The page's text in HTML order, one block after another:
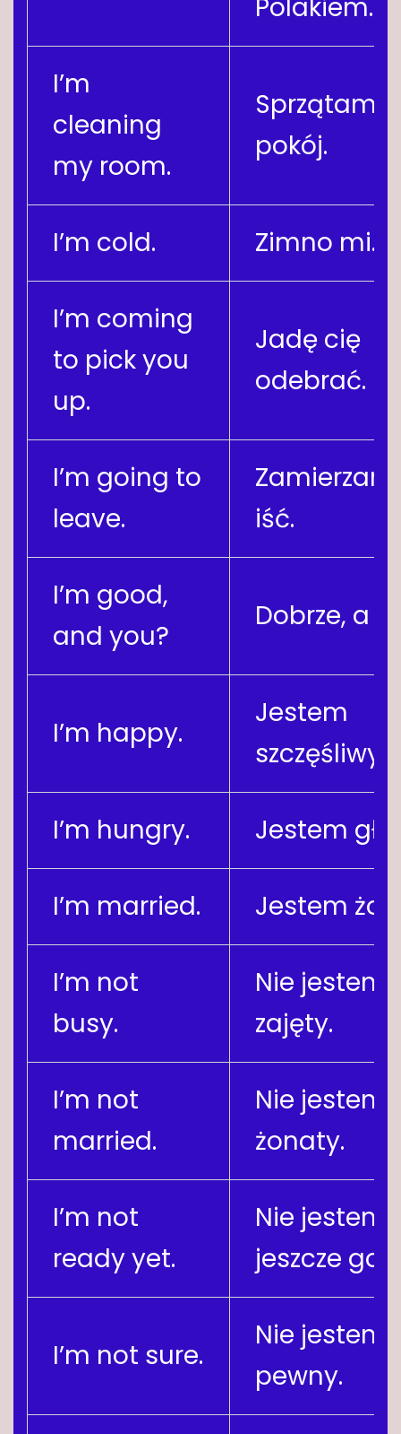
Polakiem..
I’m
cleaning
my room.
Sprzątam
pokój.
I’m cold. Zimno mi.
I’m coming
to pick you
up.
Jadę cię
odebrać.
I’m going to
leave.
iść.
I’m good,
and you?
Dobrze, a
I’m happy.
Jestem
szczęśliwy.
I’m hungry. Jestem
I’m married. Jestem
I’m not
busy.
Nie jestem
zajęty.
I’m not
married.
Nie jestem
żonaty.
I’m not
ready yet.
Nie jestem
jeszcze
I’m not sure.
Nie jestem
pewny.